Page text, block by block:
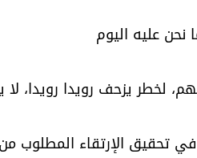
نحن عليه اليوم
لخطر يزحف رويدا رويدا،
تحقيق الإرتقاء المطلوب